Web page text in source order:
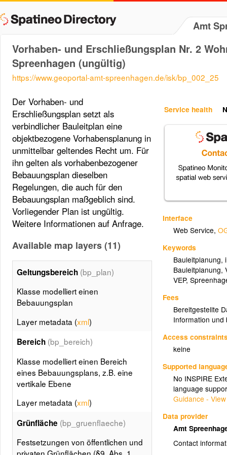
Amt
Vorhaben- und Erschließungsplan Nr. 2
Spreenhagen (ungültig)
https://www.geoportal-amt-spreenhagen.de/isk/bp_002_25
Service health
Interface
Web Service,
Keywords
Bauleitplanung,
Bauleitplanung,
VEP,
Fees
Bereitgestellte
Information und
Access
keine
Supported
No INSPIRE
language
Guidance -
Data provider
Amt
Contact
Der Vorhaben- und
Erschließungsplan setzt als
verbindlicher Bauleitplan eine
objektbezogene Vorhabensplanung in
unmittelbar geltendes Recht um. Für
ihn gelten als vorhabenbezogener
Bebauungsplan dieselben
Regelungen, die auch für den
Bebauungsplan maßgeblich sind.
Vorliegender Plan ist ungültig.
Weitere Informationen auf Anfrage.
Available map layers (11)
Geltungsbereich (bp_plan)
Klasse modelliert einen
Bebauungsplan
Layer metadata (xml)
Bereich (bp_bereich)
Klasse modelliert einen Bereich
eines Bebauungsplans, z.B. eine
vertikale Ebene
Layer metadata (xml)
Grünfläche (bp_gruenflaeche)
Festsetzungen von öffentlichen und